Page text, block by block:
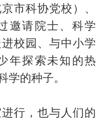
市科协党校）、
邀请院士、科学
校园、与中小学
年探索未知的热
学的种子。
行，也与人们的